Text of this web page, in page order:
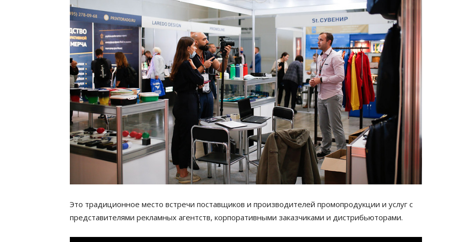
Это традиционное место встречи поставщиков и производителей промопродукции и услуг с
представителями рекламных агентств, корпоративными заказчиками и дистрибьюторами.